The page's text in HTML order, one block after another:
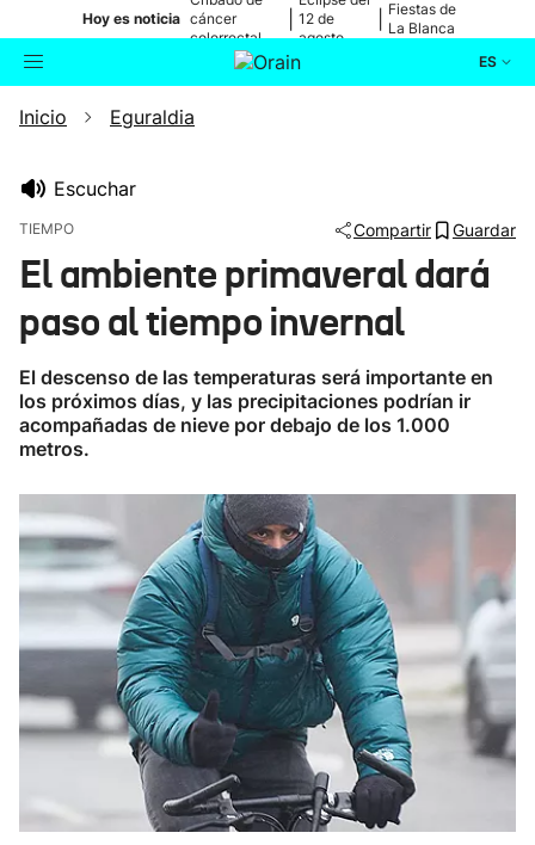
Hoy es noticia cáncer
colorrectal
12 de
agosto
Fiestas de
La Blanca
ES
Buscador
Ikusmiran
Eguraldia
Inicio Eguraldia
Escuchar
TIEMPO Compartir Guardar
El ambiente primaveral dará
paso al tiempo invernal
El descenso de las temperaturas será importante en
los próximos días, y las precipitaciones podrían ir
acompañadas de nieve por debajo de los 1.000
metros.